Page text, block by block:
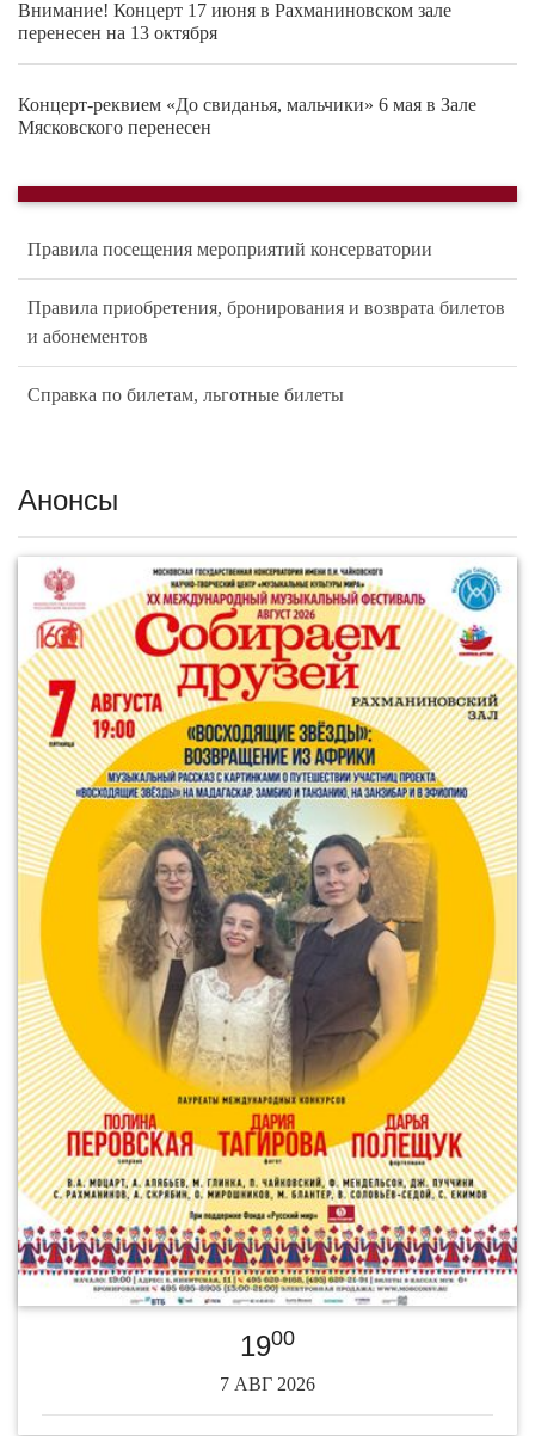
Внимание! Концерт 17 июня в Рахманиновском зале
перенесен на 13 октября
Концерт-реквием «До свиданья, мальчики» 6 мая в Зале
Мясковского перенесен
Правила посещения мероприятий консерватории
Правила приобретения, бронирования и возврата билетов
и абонементов
Справка по билетам, льготные билеты
Анонсы
1900
7 АВГ 2026